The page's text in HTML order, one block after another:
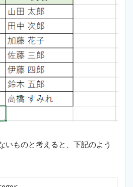
いものと考えると、下記のよう